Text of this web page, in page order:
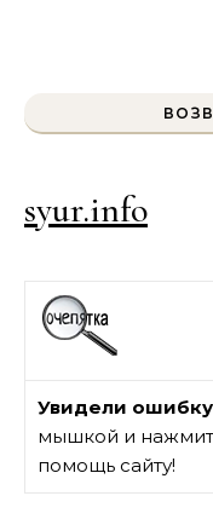
syur.info
Увидели
мышкой и
помощь сайту!